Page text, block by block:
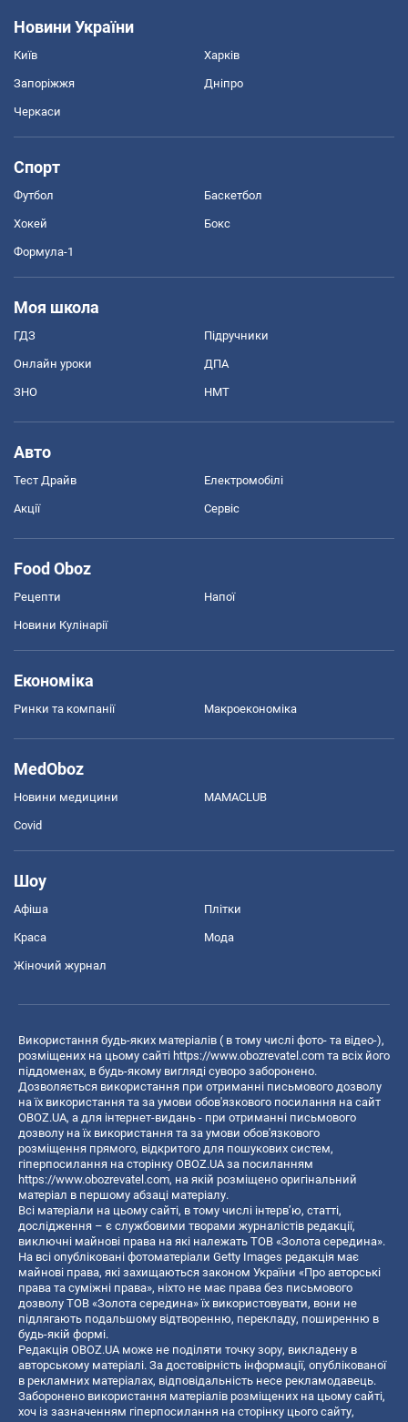
Новини України
Київ Харків
Запоріжжя Дніпро
Черкаси
Спорт
Футбол Баскетбол
Хокей Бокс
Формула-1
Моя школа
ГДЗ Підручники
Онлайн уроки ДПА
ЗНО НМТ
Авто
Тест Драйв Електромобілі
Акції Сервіс
Food Oboz
Рецепти Напої
Новини Кулінарії
Економіка
Ринки та компанії Макроекономіка
MedOboz
Новини медицини MAMACLUB
Covid
Шоу
Афіша Плітки
Краса Мода
Жіночий журнал
Використання будь-яких матеріалів ( в тому числі фото- та відео-),
розміщених на цьому сайті https://www.obozrevatel.com та всіх його
піддоменах, в будь-якому вигляді суворо заборонено.
Дозволяється використання при отриманні письмового дозволу
на їх використання та за умови обов'язкового посилання на сайт
OBOZ.UA, а для інтернет-видань - при отриманні письмового
дозволу на їх використання та за умови обов'язкового
розміщення прямого, відкритого для пошукових систем,
гіперпосилання на сторінку OBOZ.UA за посиланням
https://www.obozrevatel.com, на якій розміщено оригінальний
матеріал в першому абзаці матеріалу.
Всі матеріали на цьому сайті, в тому числі інтерв’ю, статті,
дослідження – є службовими творами журналістів редакції,
виключні майнові права на які належать ТОВ «Золота середина».
На всі опубліковані фотоматеріали Getty Images редакція має
майнові права, які захищаються законом України «Про авторські
права та суміжні права», ніхто не має права без письмового
дозволу ТОВ «Золота середина» їх використовувати, вони не
підлягають подальшому відтворенню, перекладу, поширенню в
будь-якій формі.
Редакція OBOZ.UA може не поділяти точку зору, викладену в
авторському матеріалі. За достовірність інформації, опублікованої
в рекламних матеріалах, відповідальність несе рекламодавець.
Заборонено використання матеріалів розміщених на цьому сайті,
хоч із зазначенням гіперпосилання на сторінку цього сайту,